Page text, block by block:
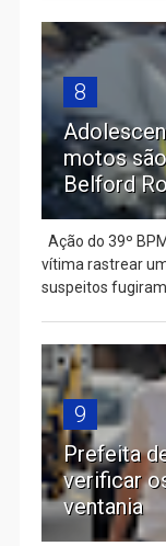
8
motos
Belford
Ação do 39º
vítima rastrear
suspeitos
9
Prefeita
verificar
ventania